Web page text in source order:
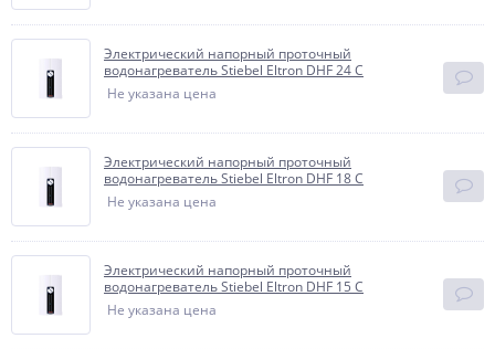
Электрический напорный проточный
водонагреватель Stiebel Eltron DHF 24 C
Не указана цена
Электрический напорный проточный
водонагреватель Stiebel Eltron DHF 18 C
Не указана цена
Электрический напорный проточный
водонагреватель Stiebel Eltron DHF 15 C
Не указана цена